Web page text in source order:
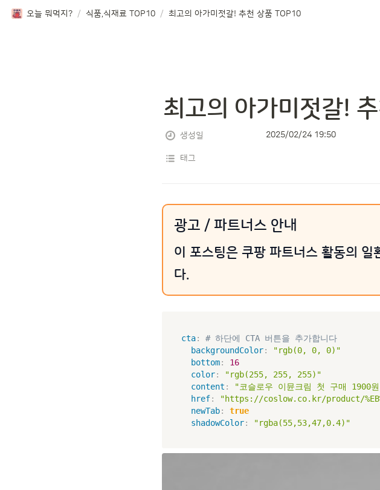
오늘 뭐먹지? / 식품,식재료 TOP10 / 최고의 아가미젓갈! 추천 상품 TOP10
최고의 아가미젓갈!
생성일 2025/02/24 19:50
태그
광고 / 파트너스 안내
이 포스팅은 쿠팡 파트너스 활동의 일
다.
cta:
# 하단에 CTA 버튼을 추가합니다
backgroundColor:
"rgb(0, 0, 0)"
bottom:
16
color:
"rgb(255, 255, 255)"
content :
"코슬로우 이뮨크림 첫 구매 1900
href:
"https://coslow.co.kr/product/
newTab:
true
shadowColor: "rgba(55,53,47,0.4)"